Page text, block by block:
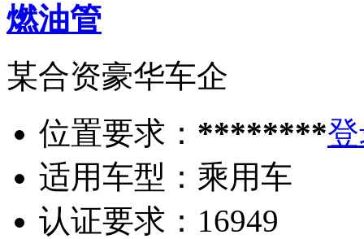
燃油管
某合资豪华车企
位置要求： ********
适用车型： 乘用车
认证要求： 16949